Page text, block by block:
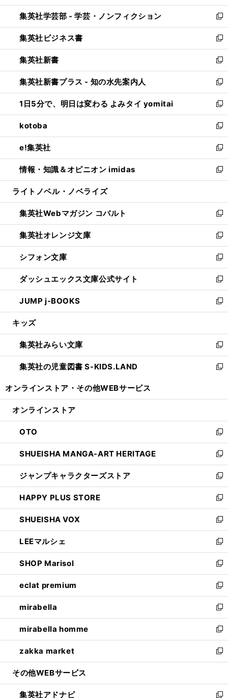
開
く
ウ
で
開
く
ン
ド
ウ
で
開
く
ウ
ィ
ン
ド
ウ
で
開
く
集英社学芸部 - 学芸・ノンフィクション
新
し
い
ウ
ィ
ン
ド
ウ
で
開
く
集英社ビジネス書
新
し
い
ウ
ィ
ン
ド
ウ
で
開
く
集英社新書
新
し
い
ウ
ィ
ン
ド
ウ
で
開
く
集英社新書プラス - 知の水先案内人
新
し
い
ウ
ィ
ン
ド
ウ
で
開
1日5分で、明日は変わる よみタイ yomitai
新
し
い
ウ
ィ
ン
ド
ウ
開
く
kotoba
新
し
い
ウ
ィ
ン
ウ
で
開
く
e!集英社
新
し
い
ウ
ン
ド
ウ
で
開
く
情報・知識＆オピニオン imidas
新
し
ウ
ィ
ン
ド
ウ
で
開
く
ライトノベル・ノベライズ
集英社Webマガジン コバルト
新
し
い
ウ
ィ
ン
ド
ウ
で
開
集英社オレンジ文庫
新
し
い
ウ
ィ
ン
ド
ウ
開
く
シフォン文庫
新
し
い
ウ
ィ
ン
ウ
で
開
く
ダッシュエックス文庫公式サイト
新
し
い
ウ
ン
ド
ウ
で
JUMP j-BOOKS
新
し
ウ
ィ
ン
ド
開
キッズ
集英社みらい文庫
新
し
い
ン
ウ
で
開
く
集英社の児童図書 S-KIDS.LAND
新
ウ
ン
ド
ウ
で
開
く
オンラインストア・ その他WEBサービス
オンラインストア
OTO
新
し
い
ウ
ィ
ン
ド
ウ
で
開
く
SHUEISHA MANGA-ART HERITAGE
新
し
い
ウ
ィ
ン
ド
ウ
で
開
く
ジャンプキャラクターズストア
新
し
い
ウ
ィ
ン
ド
ウ
で
開
く
HAPPY PLUS STORE
新
し
い
ウ
ィ
ン
ド
ウ
で
開
く
SHUEISHA VOX
新
し
い
ウ
ィ
ン
ド
ウ
で
開
く
LEEマルシェ
新
し
い
ウ
ィ
ン
ド
ウ
で
開
く
SHOP Marisol
新
し
い
ウ
ィ
ン
ド
ウ
で
開
eclat premium
新
し
い
ウ
ィ
ン
ド
ウ
開
く
mirabella
新
し
い
ウ
ィ
ン
ウ
で
mirabella homme
新
し
い
ウ
ン
ド
zakka market
新
し
ウ
ィ
その他WEBサービス
集英社アドナビ